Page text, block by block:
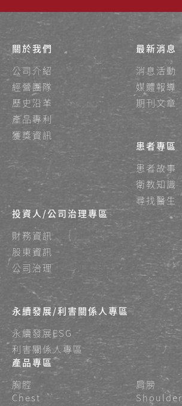
關於我們
公司介紹
經營團隊
歷史沿革
產品專利
獲獎資訊
最新消息
消息活動
媒體報導
期刊文章
患者專區
患者故事
衛教知識
尋找醫生
投資人/公司治理專區
財務資訊
股東資訊
公司治理
永續發展/利害關係人專區
永續發展ESG
利害關係人專區
產品專區
胸腔
Chest
肩膀
Shoulder